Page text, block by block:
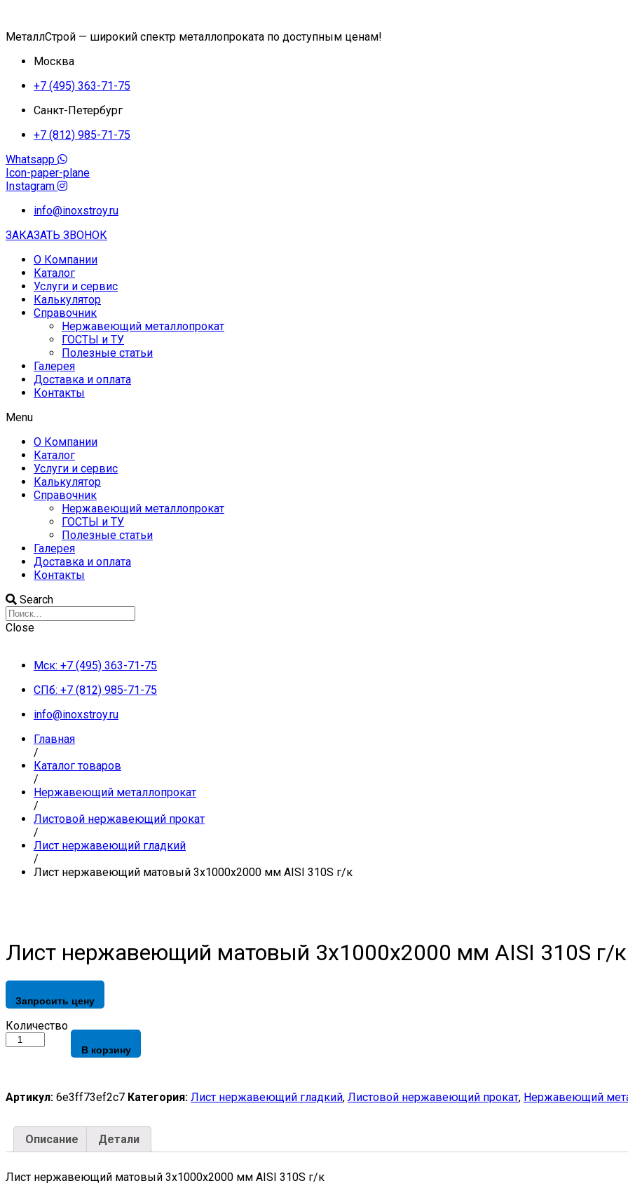
МеталлСтрой — широкий спектр металлопроката по доступным ценам!
Москва
+7 (495) 363-71-75
Санкт-Петербург
+7 (812) 985-71-75
Whatsapp
Icon-paper-plane
Instagram
info@inoxstroy.ru
ЗАКАЗАТЬ ЗВОНОК
О Компании
Каталог
Услуги и сервис
Калькулятор
Справочник
Нержавеющий металлопрокат
ГОСТЫ и ТУ
Полезные статьи
Галерея
Доставка и оплата
Контакты
Menu
О Компании
Каталог
Услуги и сервис
Калькулятор
Справочник
Нержавеющий металлопрокат
ГОСТЫ и ТУ
Полезные статьи
Галерея
Доставка и оплата
Контакты
Search
Close
Мск: +7 (495) 363-71-75
СПб: +7 (812) 985-71-75
info@inoxstroy.ru
Главная
/
Каталог товаров
/
Нержавеющий металлопрокат
/
Листовой нержавеющий прокат
/
Лист нержавеющий гладкий
/
Лист нержавеющий матовый 3х1000х2000 мм AISI 310S г/к
Лист нержавеющий матовый 3х1000х2000 мм AISI 310S г/к
Запросить цену
Лист
нержавеющий
AISI
310S
quantity
Количество
В корзину
Артикул: 6e3ff73ef2c7 Категория: Лист нержавеющий гладкий, Листовой нержавеющий прокат, Нержавеющий
Описание Детали
Лист нержавеющий матовый 3х1000х2000 мм AISI 310S г/к